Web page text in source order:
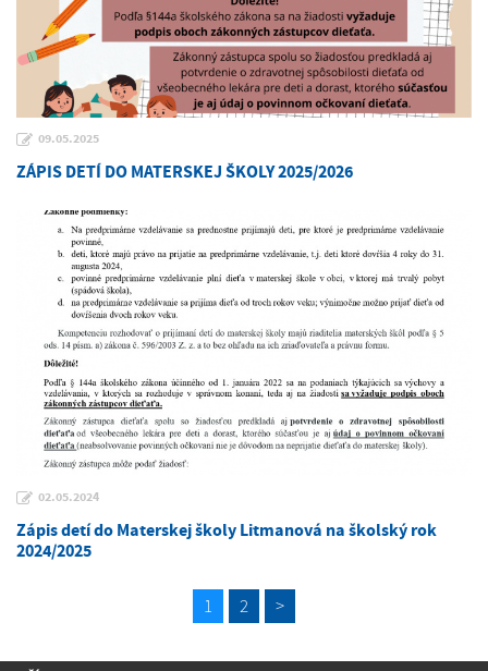
09.05.2025
ZÁPIS DETÍ DO MATERSKEJ ŠKOLY 2025/2026
02.05.2024
Zápis detí do Materskej školy Litmanová na školský rok
2024/2025
1 2 >